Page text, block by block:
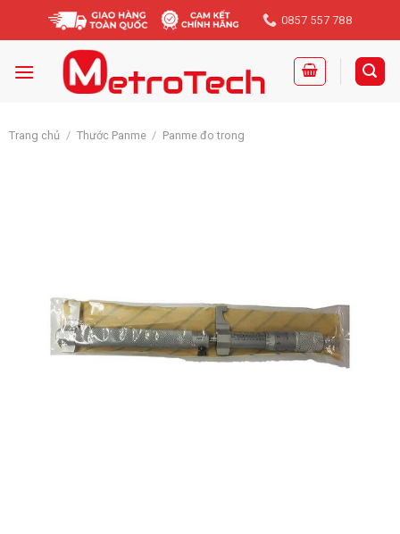
0857 557 788
Trang chủ / Thước Panme / Panme đo trong